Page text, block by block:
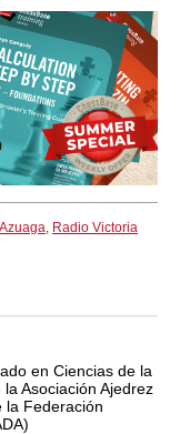
, Radio Victoria
en Ciencias de la
Asociación Ajedrez
la Federación